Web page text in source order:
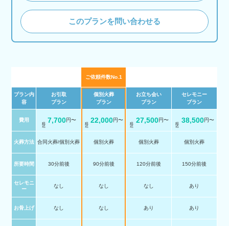
このプランを問い合わせる
ご依頼件数No.1
プラン内
容
お引取
プラン
個別火葬
プラン
お立ち会い
プラン
セレモニー
プラン
費用 7,700円〜 22,000円〜 27,500円〜 38,500円〜
火葬方法 合同火葬/個別火葬 個別火葬 個別火葬 個別火葬
所要時間 30分前後 90分前後 120分前後 150分前後
セレモニ
ー
なし なし なし あり
お骨上げ なし なし あり あり